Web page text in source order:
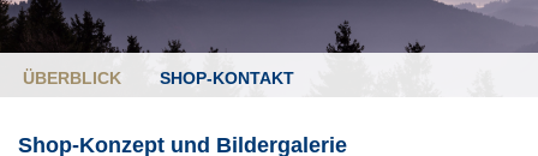
ÜBERBLICK SHOP-KONTAKT
Shop-Konzept und Bildergalerie